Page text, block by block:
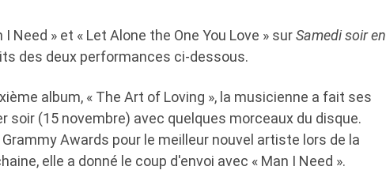
Need » et « Let Alone the One You Love » surSamedi soir en
des deux performances ci-dessous.
album, « The Art of Loving », la musicienne a fait ses
soir (15 novembre) avec quelques morceaux du disque.
Awards pour le meilleur nouvel artiste lors de la
elle a donné le coup d'envoi avec « Man I Need ».